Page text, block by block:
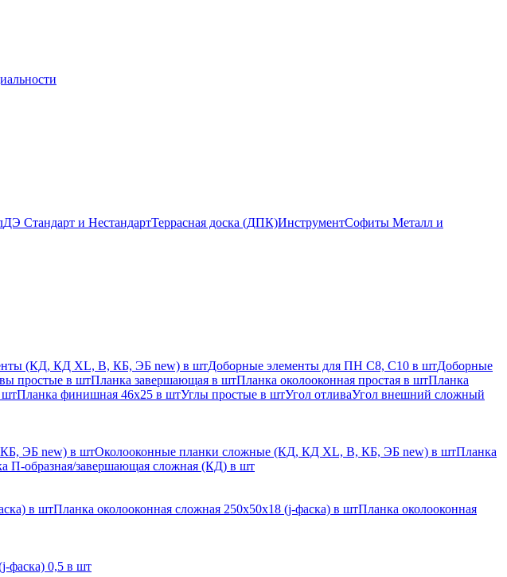
ДЭ Стандарт и НестандартТеррасная доска (ДПК)ИнструментСофиты Металл и
(КД, КД XL, В, КБ, ЭБ new) в штДоборные элементы для ПН С8, С10 в штДоборные
простые в штПланка завершающая в штПланка околооконная простая в штПланка
штПланка финишная 46х25 в штУглы простые в штУгол отливаУгол внешний сложный
ЭБ new) в штОколооконные планки сложные (КД, КД XL, В, КБ, ЭБ new) в штПланка
П-образная/завершающая сложная (КД) в шт
в штПланка околооконная сложная 250х50х18 (j-фаска) в штПланка околооконная
фаска) 0,5 в шт